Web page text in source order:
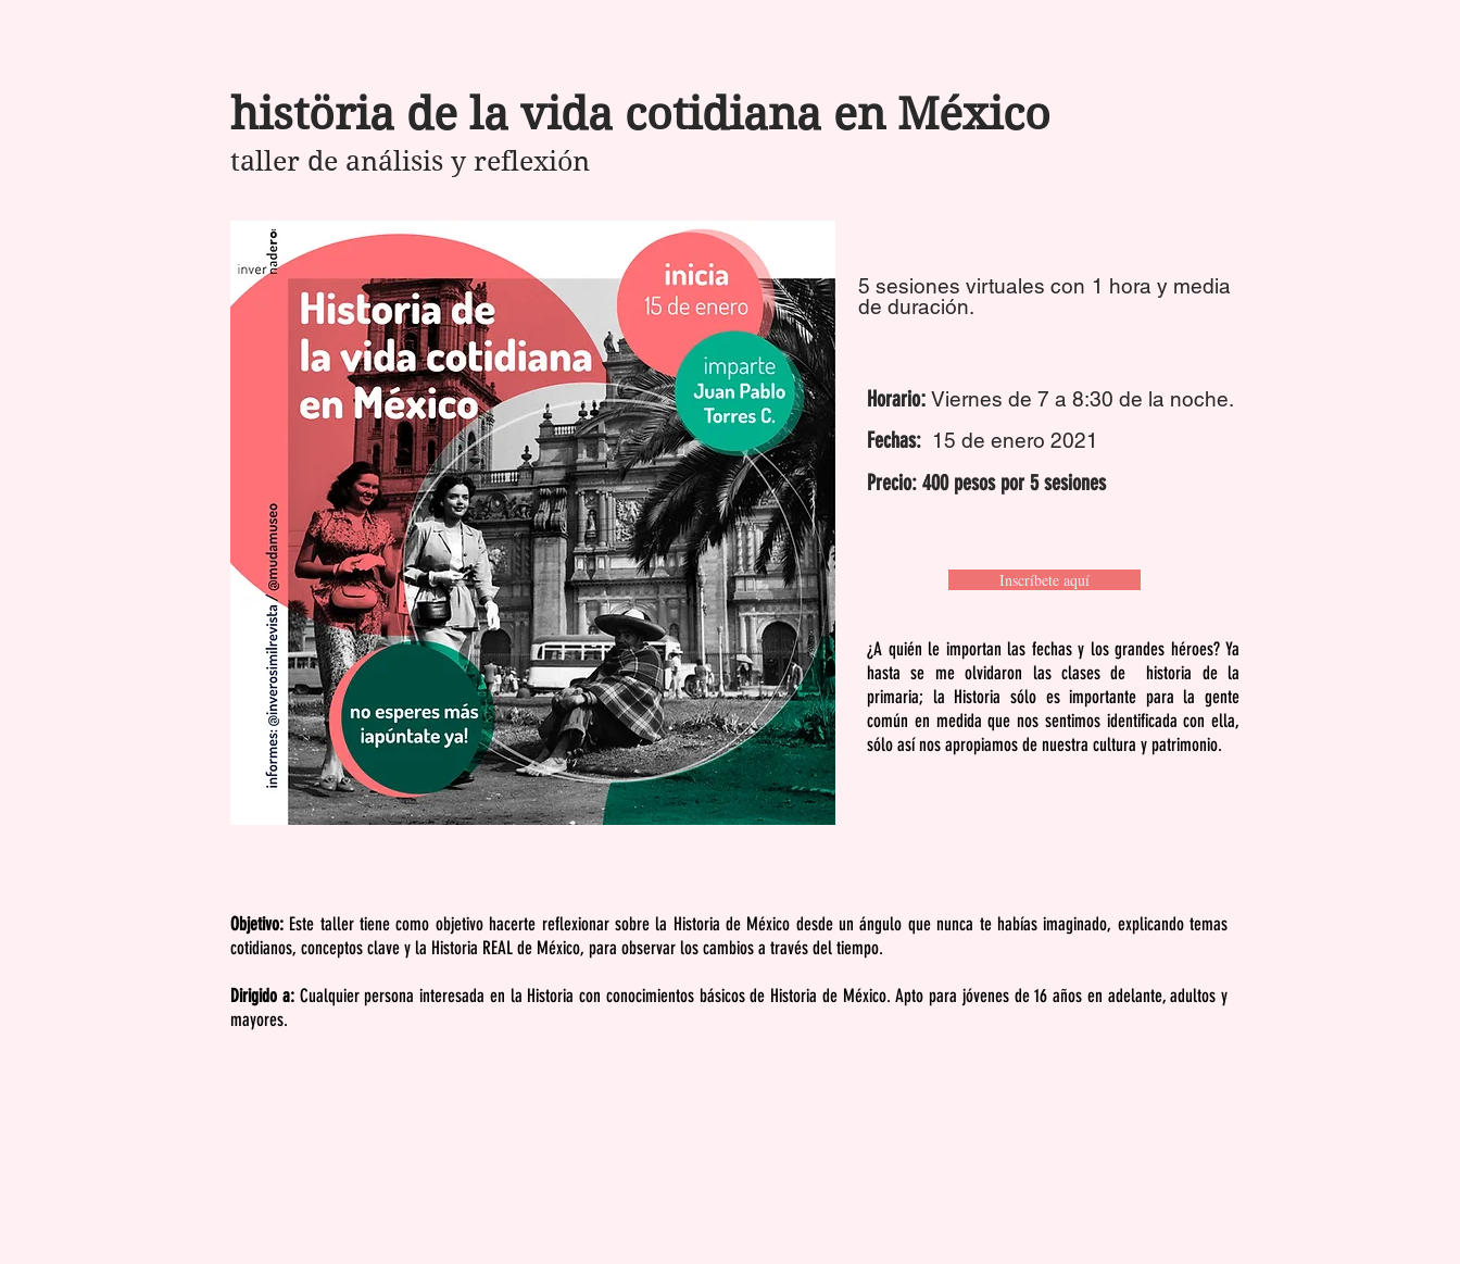
histöria de la vida cotidiana en México
taller de análisis y reflexión
5 sesiones virtuales con 1 hora y media
de duración.
Horario: Viernes de 7 a 8:30 de la noche.
Fechas: 15 de enero 2021
Precio: 400 pesos por 5 sesiones
Inscríbete aquí
¿A quién le importan las fechas y los grandes héroes? Ya
hasta se me olvidaron las clases de historia de la
primaria; la Historia sólo es importante para la gente
común en medida que nos sentimos identificada con ella,
sólo así nos apropiamos de nuestra cultura y patrimonio.
Objetivo: Este taller tiene como objetivo hacerte reflexionar sobre la Historia de México desde un ángulo que nunca te habías imaginado, explicando temas
cotidianos, conceptos clave y la Historia REAL de México, para observar los cambios a través del tiempo.
Dirigido a:Cualquier persona interesada en la Historia con conocimientos básicos de Historia de México. Apto para jóvenes de 16 años en adelante, adultos y
mayores.